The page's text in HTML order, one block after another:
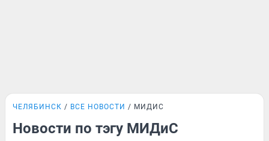
ЧЕЛЯБИНСК ВСЕ НОВОСТИ МИДИС
Новости по тэгу МИДиС